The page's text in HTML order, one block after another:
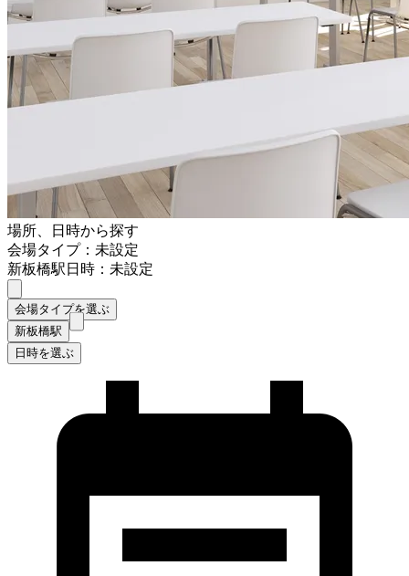
場所、日時から探す
会場タイプ：未設定
新板橋駅日時：未設定
会場タイプを選ぶ
新板橋駅
日時を選ぶ